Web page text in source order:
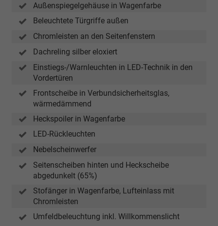
Außenspiegelgehäuse in Wagenfarbe
Beleuchtete Türgriffe außen
Chromleisten an den Seitenfenstern
Dachreling silber eloxiert
Einstiegs-/Warnleuchten in LED-Technik in den
Vordertüren
Frontscheibe in Verbundsicherheitsglas,
wärmedämmend
Heckspoiler in Wagenfarbe
LED-Rückleuchten
Nebelscheinwerfer
Seitenscheiben hinten und Heckscheibe
abgedunkelt (65%)
Stofänger in Wagenfarbe, Lufteinlass mit
Chromleisten
Umfeldbeleuchtung inkl. Willkommenslicht